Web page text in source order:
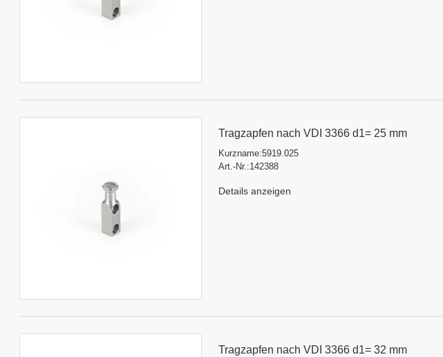
Tragzapfen nach VDI 3366 d1= 25 mm
Kurzname:5919.025
Art.-Nr.:142388
Details anzeigen
Tragzapfen nach VDI 3366 d1= 32 mm